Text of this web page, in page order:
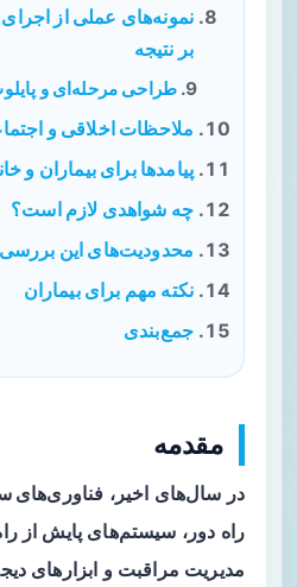
نمونه‌های عملی از
بر نتیجه
طراحی مرحله‌ای و
ملاحظات اخلاقی و
پیامدها برای بیماران و
چه شواهدی لازم است؟
محدودیت‌های این بررسی
نکته مهم برای بیماران
جمع‌بندی
مقدمه
در سال‌های اخیر، فناوری‌های
راه دور، سیستم‌های پایش از
مدیریت مراقبت و ابزارهای